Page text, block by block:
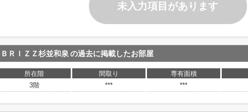
未入力項目があります
ＢＲＩＺＺ杉並和泉 の過去に掲載したお部屋
所在階 間取り 専有面積
3階
*** ***